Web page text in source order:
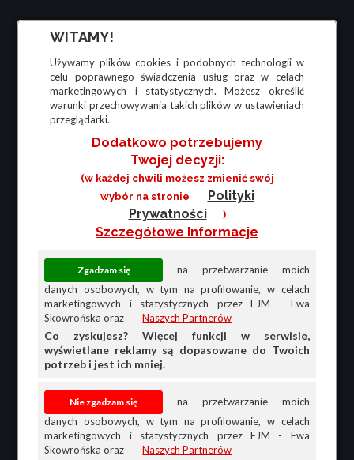
WITAMY!
Używamy plików cookies i podobnych technologii w
celu poprawnego świadczenia usług oraz w celach
marketingowych i statystycznych. Możesz określić
warunki przechowywania takich plików w ustawieniach
przeglądarki.
Dodatkowo potrzebujemy
Twojej decyzji:
(w każdej chwili możesz zmienić swój
wybór na stronie
Polityki
Prywatności
)
Szczegółowe Informacje
na przetwarzanie moich
danych osobowych, w tym na profilowanie, w celach
marketingowych i statystycznych przez EJM - Ewa
Skowrońska oraz
Naszych Partnerów
Co zyskujesz? Więcej funkcji w serwisie,
wyświetlane reklamy są dopasowane do Twoich
potrzeb i jest ich mniej.
na przetwarzanie moich
danych osobowych, w tym na profilowanie, w celach
marketingowych i statystycznych przez EJM - Ewa
Skowrońska oraz
Naszych Partnerów